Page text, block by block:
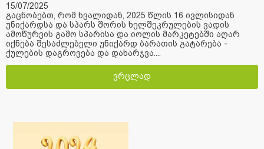
15/07/2025
გაცნობებთ, რომ ხვალიდან, 2025 წლის 16 ივლისიდან
უნიქარდსა და სპარს შორის ხელშეკრულების ვადის
ამოწურვის გამო სპარისა და იოლის მარკეტებში აღარ
იქნება შესაძლებელი უნიქარდ ბარათის გატარება -
ქულების დაგროვება და დახარჯვა....
ვრცლად